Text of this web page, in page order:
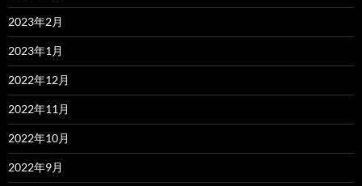
2023年2月
2023年1月
2022年12月
2022年11月
2022年10月
2022年9月